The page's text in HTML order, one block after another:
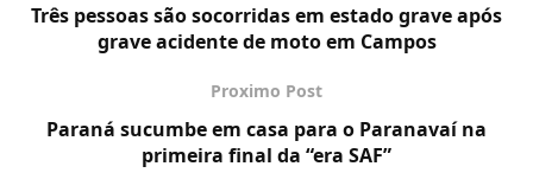
Três pessoas são socorridas em estado grave após
grave acidente de moto em Campos
Proximo Post
Paraná sucumbe em casa para o Paranavaí na
primeira final da “era SAF”